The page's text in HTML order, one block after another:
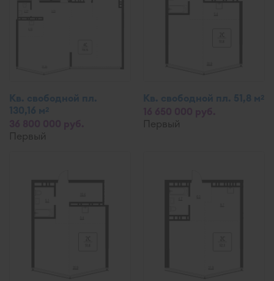
Кв. свободной пл.
130,16 м2
Первый
Кв. свободной пл. 51,8 м2
Первый